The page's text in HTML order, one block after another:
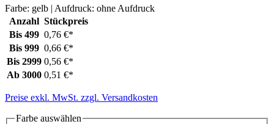
Farbe: gelb | Aufdruck: ohne Aufdruck
Anzahl Stückpreis
Bis 499 0,76 €*
Bis 999 0,66 €*
Bis 2999 0,56 €*
Ab 3000 0,51 €*
Preise exkl. MwSt. zzgl. Versandkosten
Farbe auswählen